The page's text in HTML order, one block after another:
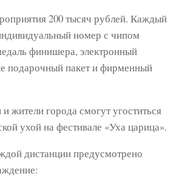
200 тысяч рублей. Каждый
номер с чипом
финишера, электронный
подарочный пакет и фирменный
и жители города смогут угоститься
ухой на фестивале «Уха царица».
дистанции предусмотрено